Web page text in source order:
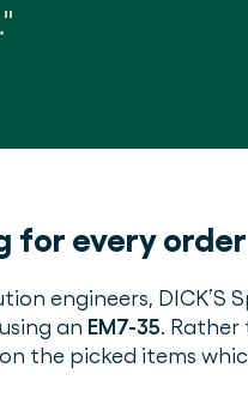
for every order
engineers, DICK’S
an EM7-35. Rather
the picked items